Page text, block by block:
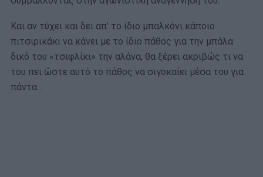
Και αν τύχει και δει απ’ το ίδιο μπαλκόνι κάποιο
πιτσιρικάκι να κάνει με το ίδιο πάθος για την μπάλα
δικό του «τσιφλίκι» την αλάνα, θα ξέρει ακριβώς τι να
του πει ώστε αυτό το πάθος να σιγοκαίει μέσα του για
πάντα…